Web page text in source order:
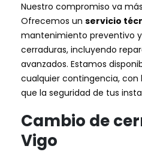
Nuestro compromiso va
Ofrecemos un servicio
mantenimiento preventivo
cerraduras, incluyendo
avanzados. Estamos
cualquier contingencia, con
que la seguridad de tus
Cambio de
Vigo